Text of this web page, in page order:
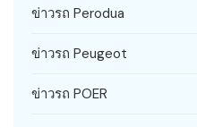
ข่าวรถ Perodua
ข่าวรถ Peugeot
ข่าวรถ POER